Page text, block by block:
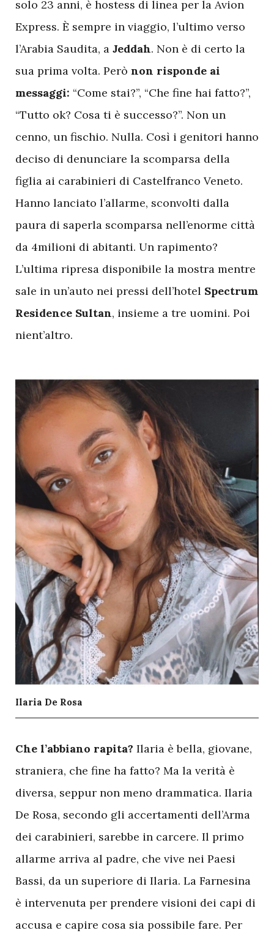
solo 23 anni, è hostess di linea per la Avion
Express. È sempre in viaggio, l’ultimo verso
l’Arabia Saudita, a Jeddah. Non è di certo la
sua prima volta. Però non risponde ai
messaggi: “Come stai?”, “Che fine hai fatto?”,
“Tutto ok? Cosa ti è successo?”. Non un
cenno, un fischio. Nulla. Così i genitori hanno
deciso di denunciare la scomparsa della
figlia ai carabinieri di Castelfranco Veneto.
Hanno lanciato l’allarme, sconvolti dalla
paura di saperla scomparsa nell’enorme città
da 4milioni di abitanti. Un rapimento?
L’ultima ripresa disponibile la mostra mentre
sale in un’auto nei pressi dell’hotel Spectrum
Residence Sultan, insieme a tre uomini. Poi
nient’altro.
Ilaria De Rosa
Che l’abbiano rapita? Ilaria è bella, giovane,
straniera, che fine ha fatto? Ma la verità è
diversa, seppur non meno drammatica. Ilaria
De Rosa, secondo gli accertamenti dell’Arma
dei carabinieri, sarebbe in carcere. Il primo
allarme arriva al padre, che vive nei Paesi
Bassi, da un superiore di Ilaria. La Farnesina
è intervenuta per prendere visioni dei capi di
accusa e capire cosa sia possibile fare. Per